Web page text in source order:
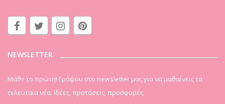
NEWSLETTER
Μάθε το πρώτη! Γράψου στο newsletter μας για να μαθαίνεις τα
τελευταία νέα. Ιδέες, προτάσεις, προσφορές.